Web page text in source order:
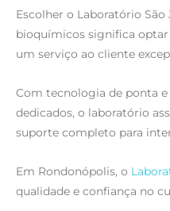
Escolher o Laboratório São
bioquímicos significa
um serviço ao cliente
Com tecnologia de ponta
dedicados, o laboratório
suporte completo para
Em Rondonópolis, o
qualidade e confiança no